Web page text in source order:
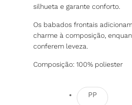
silhueta e garante conforto.
Os babados frontais
charme à composição,
conferem leveza.
Composição: 100% poliester
PP